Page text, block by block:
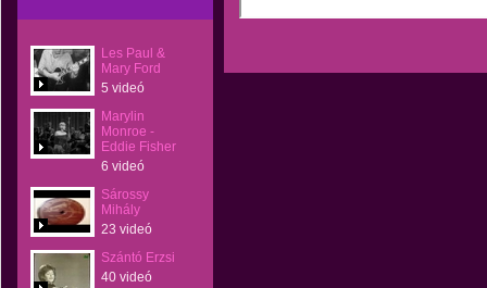
Les Paul &
Mary Ford
5 videó
Marylin
Monroe -
Eddie Fisher
6 videó
Sárossy
Mihály
23 videó
Szántó Erzsi
40 videó